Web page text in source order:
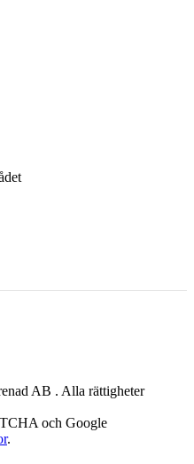
AB . Alla rättigheter
och Google
.